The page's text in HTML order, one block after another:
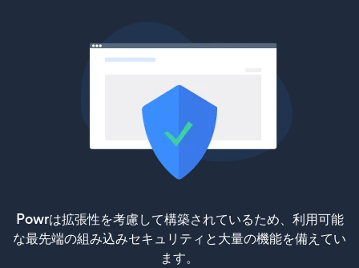
Powrは拡張性を考慮して構築されているため、利用可能
な最先端の組み込みセキュリティと大量の機能を備えてい
ます。